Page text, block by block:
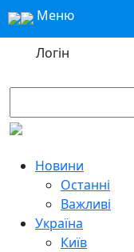
Меню
Логін
Новини
Останні
Важливі
Україна
Київ